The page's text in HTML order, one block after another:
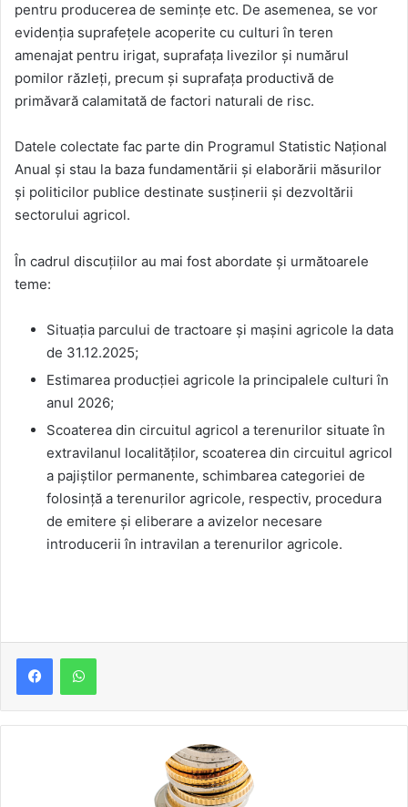
pentru producerea de semințe etc. De asemenea, se vor
evidenția suprafețele acoperite cu culturi în teren
amenajat pentru irigat, suprafața livezilor și numărul
pomilor răzleți, precum și suprafața productivă de
primăvară calamitată de factori naturali de risc.
Datele colectate fac parte din Programul Statistic Național
Anual și stau la baza fundamentării și elaborării măsurilor
și politicilor publice destinate susținerii și dezvoltării
sectorului agricol.
În cadrul discuțiilor au mai fost abordate și următoarele
teme:
Situația parcului de tractoare și mașini agricole la data
de 31.12.2025;
Estimarea producției agricole la principalele culturi în
anul 2026;
Scoaterea din circuitul agricol a terenurilor situate în
extravilanul localităților, scoaterea din circuitul agricol
a pajiștilor permanente, schimbarea categoriei de
folosință a terenurilor agricole, respectiv, procedura
de emitere și eliberare a avizelor necesare
introducerii în intravilan a terenurilor agricole.